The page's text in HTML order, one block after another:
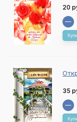
20
35